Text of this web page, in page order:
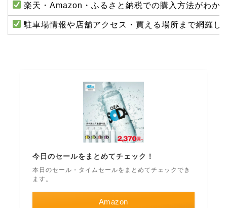
楽天・Amazon・ふるさと納税での購入方法がわか
駐車場情報や店舗アクセス・買える場所まで網羅し
今日のセールをまとめてチェック！
本日のセール・タイムセールをまとめてチェックでき
ます。
Amazon